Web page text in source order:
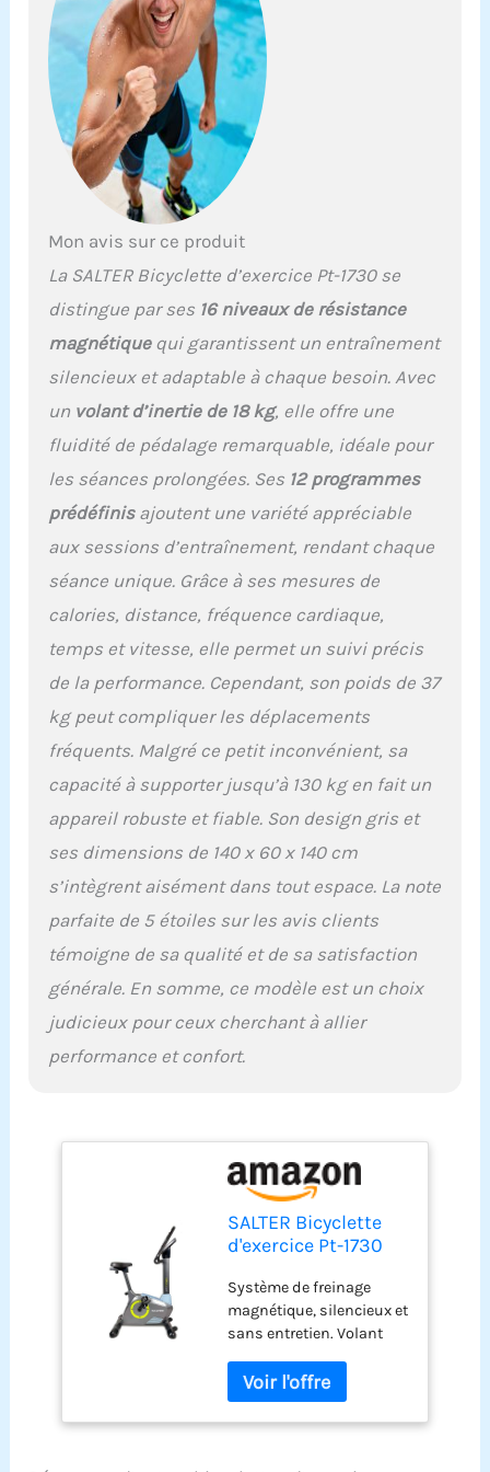
mode manuel et 12
programmes prédéfinis :
6 programmes prédéfinis
avec 16 niveaux de
résistance, programme
BODY FAT, programme
PULSO CIF, 3
programmes H.R.C.
cardiaque) et programme
tablette ou téléphone
portable sur le panneau
système de captation du
pouls : mesure du pouls
par capteurs de contact
intégrés dans le guidon
et par système de
captation sans fil pour
faciliter la lecture du
pouls lors d'exercices de
(ceinture émettrice non
incluse).
Mon avis sur ce produit
La SALTER Bicyclette d’exercice Pt-1730 se
distingue par ses 16 niveaux de résistance
magnétiquequi garantissent un entraînement
silencieux et adaptable à chaque besoin. Avec
un volant d’inertie de 18 kg, elle offre une
fluidité de pédalage remarquable, idéale pour
les séances prolongées. Ses 12 programmes
prédéfinisajoutent une variété appréciable
aux sessions d’entraînement, rendant chaque
séance unique. Grâce à ses mesures de
calories, distance, fréquence cardiaque,
temps et vitesse, elle permet un suivi précis
de la performance. Cependant, son poids de 37
kg peut compliquer les déplacements
fréquents. Malgré ce petit inconvénient, sa
capacité à supporter jusqu’à 130 kg en fait un
appareil robuste et fiable. Son design gris et
ses dimensions de 140 x 60 x 140 cm
s’intègrent aisément dans tout espace. La note
parfaite de 5 étoiles sur les avis clients
témoigne de sa qualité et de sa satisfaction
générale. En somme, ce modèle est un choix
judicieux pour ceux cherchant à allier
performance et confort.
SALTER Bicyclette
d'exercice Pt-1730
Résistance
Magnétique
Silencieux 18 kg
Volant d'Inertie 12
Programmes
Prédéfinis
Système de freinage
magnétique, silencieux et
sans entretien. Volant
kg. - 16 niveaux de
résistance. Panneau de
contrôle avec indicateurs